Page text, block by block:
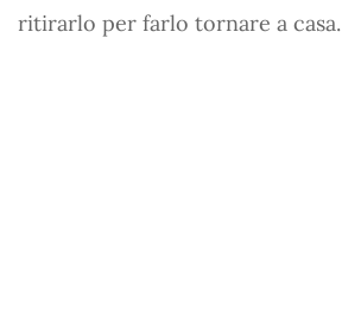
ritirarlo per farlo tornare a casa.